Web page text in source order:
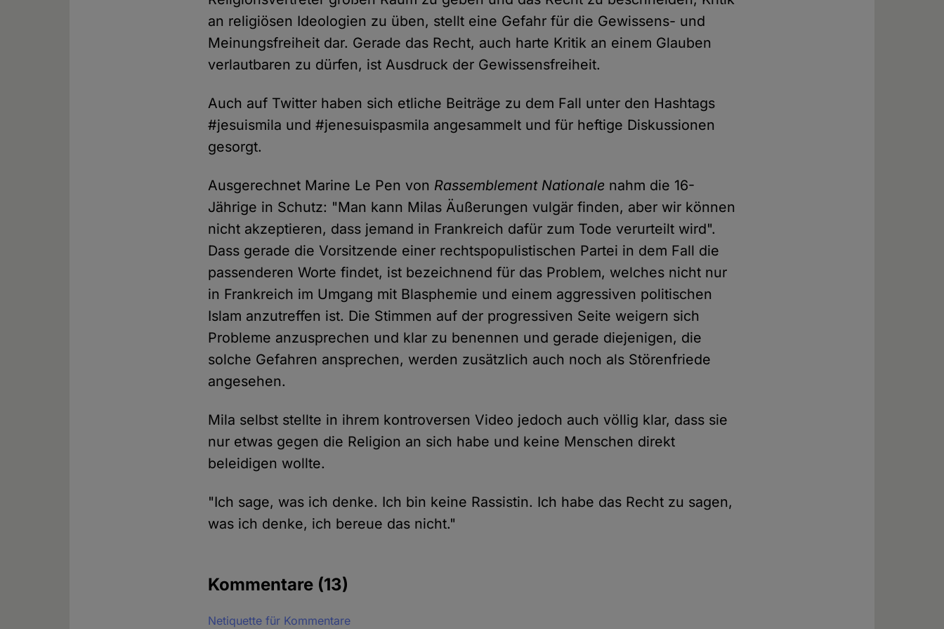
an religiösen Ideologien zu üben, stellt eine Gefahr für die Gewissens- und
Meinungsfreiheit dar. Gerade das Recht, auch harte Kritik an einem Glauben
verlautbaren zu dürfen, ist Ausdruck der Gewissensfreiheit.
Auch auf Twitter haben sich etliche Beiträge zu dem Fall unter den Hashtags
#jesuismila und #jenesuispasmila angesammelt und für heftige Diskussionen
gesorgt.
Ausgerechnet Marine Le Pen von Rassemblement Nationale nahm die 16-
Jährige in Schutz: "Man kann Milas Äußerungen vulgär finden, aber wir können
nicht akzeptieren, dass jemand in Frankreich dafür zum Tode verurteilt wird".
Dass gerade die Vorsitzende einer rechtspopulistischen Partei in dem Fall die
passenderen Worte findet, ist bezeichnend für das Problem, welches nicht nur
in Frankreich im Umgang mit Blasphemie und einem aggressiven politischen
Islam anzutreffen ist. Die Stimmen auf der progressiven Seite weigern sich
Probleme anzusprechen und klar zu benennen und gerade diejenigen, die
solche Gefahren ansprechen, werden zusätzlich auch noch als Störenfriede
angesehen.
Mila selbst stellte in ihrem kontroversen Video jedoch auch völlig klar, dass sie
nur etwas gegen die Religion an sich habe und keine Menschen direkt
beleidigen wollte.
"Ich sage, was ich denke. Ich bin keine Rassistin. Ich habe das Recht zu sagen,
was ich denke, ich bereue das nicht."
Kommentare (13)
Netiquette für Kommentare